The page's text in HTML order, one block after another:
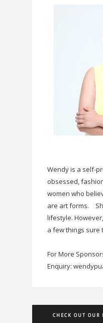
Wendy is a self-
obsessed,
women who
are art forms.
lifestyle.
a few things sure
For More
Enquiry:
CHECK OUT OUR